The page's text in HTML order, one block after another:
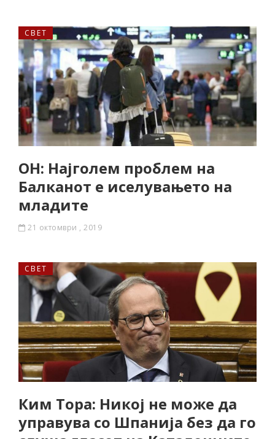
СВЕТ
ОН: Најголем проблем на
Балканот е иселувањето на
младите
21 октомври , 2019
СВЕТ
Ким Тора: Никој не може да
управува со Шпанија без да го